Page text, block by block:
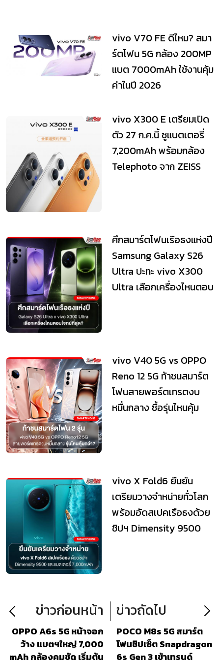
vivo V70 FE ดีไหม? สมา
ร์ตโฟน 5G กล้อง 200MP
แบต 7000mAh ใช้งานคุ้ม
ค่าในปี 2026
vivo X300 E เตรียมเปิด
ตัว 27 ก.ค.นี้ ชูแบตเตอรี่
7,200mAh พร้อมกล้อง
Telephoto จาก ZEISS
ศึกสมาร์ตโฟนเรือธงแห่งปี
Samsung Galaxy S26
Ultra ปะทะ vivo X300
Ultra เลือกเครื่องไหนตอบ
vivo V40 5G vs OPPO
Reno 12 5G ท้าชนสมาร์ต
โฟนสายพอร์ตเทรตงบ
หมื่นกลาง ซื้อรุ่นไหนคุ้ม
vivo X Fold6 ยืนยัน
เตรียมวางจำหน่ายทั่วโลก
พร้อมอัดสเปคเรือธงด้วย
ชิปฯ Dimensity 9500
ข่าวก่อนหน้า
OPPO A6s 5G หน้าจอก
ว้าง แบตฯใหญ่ 7,000
mAh กล้องคมชัด เริ่มต้น
ข่าวถัดไป
POCO M8s 5G สมาร์ต
โฟนชิปเซ็ต Snapdragon
6s Gen 3 เข้าเทรนด์